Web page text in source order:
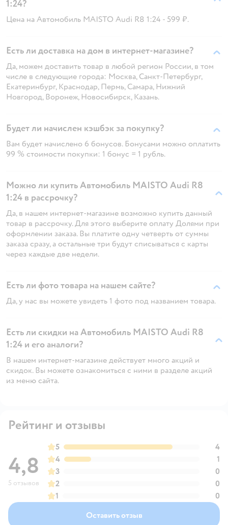
1:24?
Цена на Автомобиль MAISTO Audi R8 1:24 - 599 ₽.
Есть ли доставка на дом в интернет-магазине?
Да, можем доставить товар в любой регион России, в том
числе в следующие города: Москва, Санкт-Петербург,
Екатеринбург, Краснодар, Пермь, Самара, Нижний
Новгород, Воронеж, Новосибирск, Казань.
Будет ли начислен кэшбэк за покупку?
Вам будет начислено 6 бонусов. Бонусами можно оплатить
99 % стоимости покупки: 1 бонус = 1 рубль.
Можно ли купить Автомобиль MAISTO Audi R8
1:24 в рассрочку?
Да, в нашем интернет-магазине возможно купить данный
товар в рассрочку. Для этого выберите оплату Долями при
оформлении заказа. Вы платите одну четверть от суммы
заказа сразу, а остальные три будут списываться с карты
через каждые две недели.
Есть ли фото товара на нашем сайте?
Да, у нас вы можете увидеть 1 фото под названием товара.
Есть ли скидки на Автомобиль MAISTO Audi R8
1:24 и его аналоги?
В нашем интернет-магазине действует много акций и
скидок. Вы можете ознакомиться с ними в разделе акций
из меню сайта.
Рейтинг и отзывы
4,8
5 отзывов
5
4
4
1
3
0
2
0
1
0
Оставить отзыв